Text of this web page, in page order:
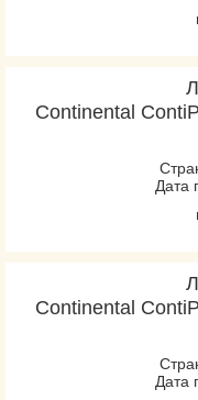
Continental
Дата
Continental
Дата